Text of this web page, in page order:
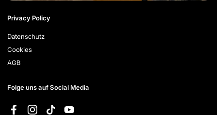
Privacy Policy
Datenschutz
Cookies
AGB
Folge uns auf Social Media